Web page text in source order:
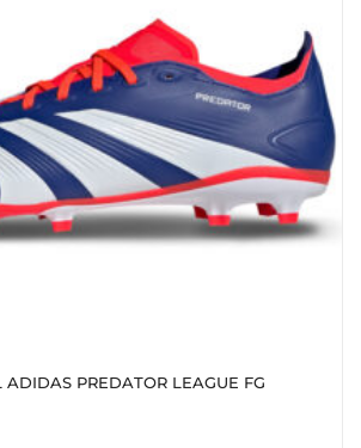
PREDATOR LEAGUE FG